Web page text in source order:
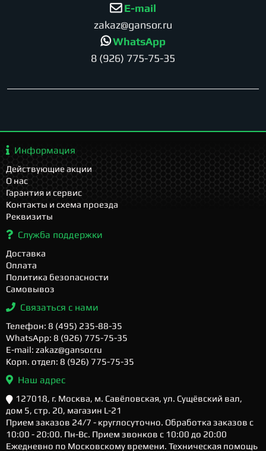
E-mail
zakaz@gansor.ru
WhatsApp
8 (926) 775-75-35
Информация
Действующие акции
О нас
Гарантия и сервис
Контакты и схема проезда
Реквизиты
Служба поддержки
Доставка
Оплата
Политика безопасности
Самовывоз
Связаться с нами
Телефон: 8 (495) 235-88-35
WhatsApp: 8 (926) 775-75-35
E-mail: zakaz@gansor.ru
Корп. отдел: 8 (926) 775-75-35
Наш адрес
127018, г. Москва, м. Савёловская, ул. Сущёвский вал,
дом 5, стр. 20, магазин L-21
Прием заказов 24/7 - круглосуточно. Обработка заказов с
10:00 - 20:00. Пн-Вс. Прием звонков с 10:00 до 20:00
Ежедневно по Московскому времени. Техническая помощь